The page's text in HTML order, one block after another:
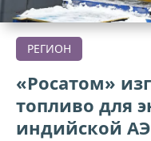
РЕГИОН
«Росатом»
топливо для
индийской